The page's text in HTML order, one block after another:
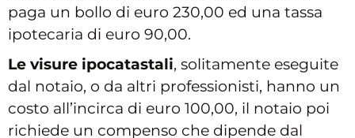
paga un bollo di euro 230,00 ed una tassa
ipotecaria di euro 90,00.
Le visure ipocatastali, solitamente eseguite
dal notaio, o da altri professionisti, hanno un
costo all’incirca di euro 100,00, il notaio poi
richiede un compenso che dipende dal